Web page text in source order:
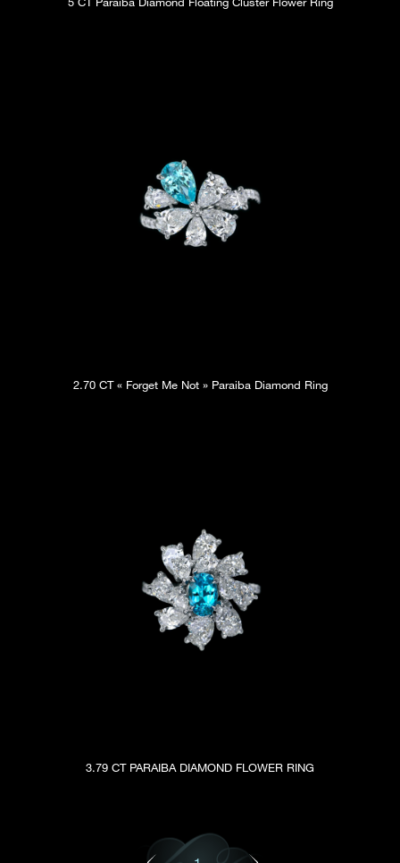
2.70 CT « Forget Me Not » Paraiba Diamond Ring
3.79 CT PARAIBA DIAMOND FLOWER RING